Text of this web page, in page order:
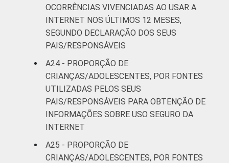
OCORRÊNCIAS VIVENCIADAS AO USAR A
INTERNET NOS ÚLTIMOS 12 MESES,
SEGUNDO DECLARAÇÃO DOS SEUS
PAIS/RESPONSÁVEIS
A24 - PROPORÇÃO DE
CRIANÇAS/ADOLESCENTES, POR FONTES
UTILIZADAS PELOS SEUS
PAIS/RESPONSÁVEIS PARA OBTENÇÃO DE
INFORMAÇÕES SOBRE USO SEGURO DA
INTERNET
A25 - PROPORÇÃO DE
CRIANÇAS/ADOLESCENTES, POR FONTES